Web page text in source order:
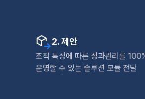
2. 제안
조직 특성에 따른 성과관리를
운영할 수 있는 솔루션 모듈 전달